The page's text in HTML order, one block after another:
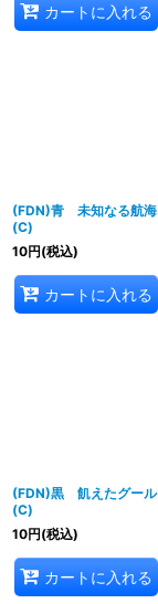
カートに入れる
(FDN)青 未知なる航海
(C)
10円(税込)
カートに入れる
(FDN)黒 飢えたグール
(C)
10円(税込)
カートに入れる